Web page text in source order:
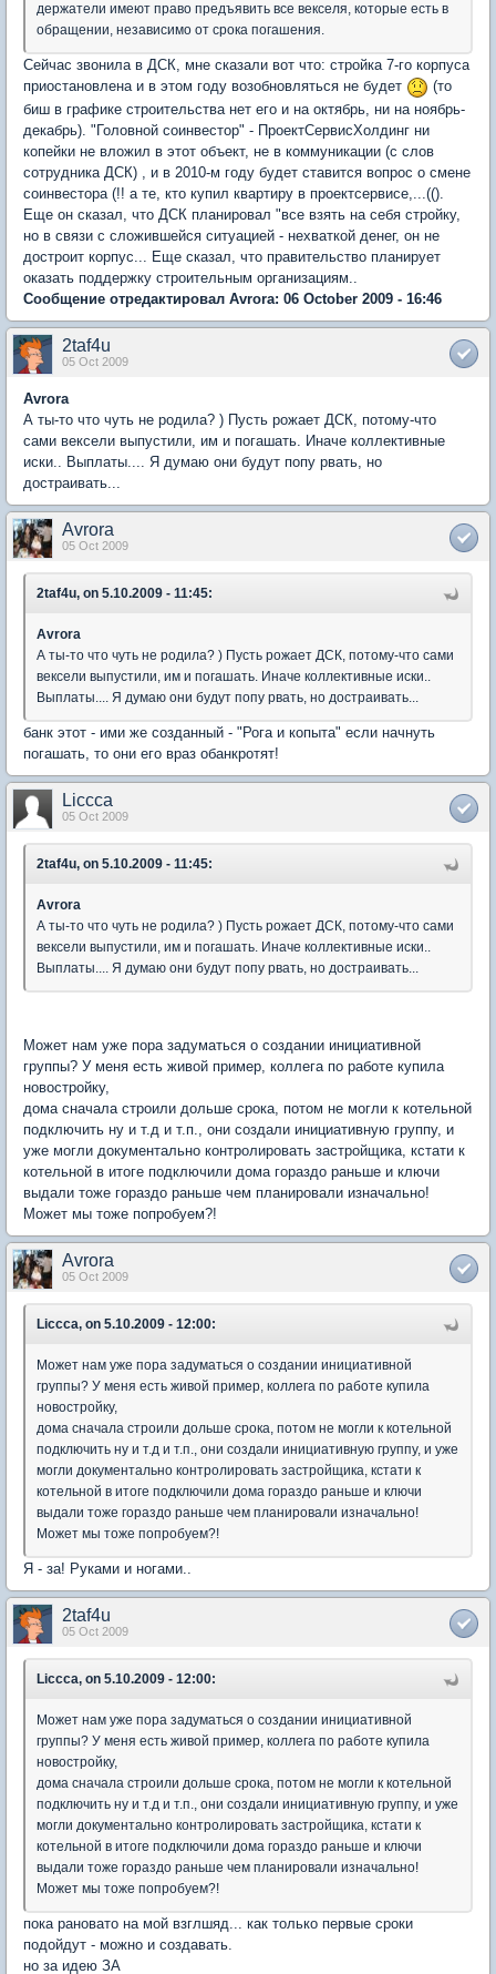
держатели имеют право предъявить все векселя, которые есть в
обращении, независимо от срока погашения.
Сейчас звонила в ДСК, мне сказали вот что: стройка 7-го корпуса
приостановлена и в этом году возобновляться не будет
(то
биш в графике строительства нет его и на октябрь, ни на ноябрь-
декабрь). "Головной соинвестор" - ПроектСервисХолдинг ни
копейки не вложил в этот объект, не в коммуникации (с слов
сотрудника ДСК) , и в 2010-м году будет ставится вопрос о смене
соинвестора (!! а те, кто купил квартиру в проектсервисе,...(().
Еще он сказал, что ДСК планировал "все взять на себя стройку,
но в связи с сложившейся ситуацией - нехваткой денег, он не
достроит корпус... Еще сказал, что правительство планирует
оказать поддержку строительным организациям..
Сообщение отредактировал Avrora: 06 October 2009 - 16:46
2taf4u
05 Oct 2009
Avrora
А ты-то что чуть не родила? ) Пусть рожает ДСК, потому-что
сами вексели выпустили, им и погашать. Иначе коллективные
иски.. Выплаты.... Я думаю они будут попу рвать, но
достраивать...
Avrora
05 Oct 2009
2taf4u, on 5.10.2009 - 11:45:
Avrora
А ты-то что чуть не родила? ) Пусть рожает ДСК, потому-что сами
вексели выпустили, им и погашать. Иначе коллективные иски..
Выплаты.... Я думаю они будут попу рвать, но достраивать...
банк этот - ими же созданный - "Рога и копыта" если начнуть
погашать, то они его враз обанкротят!
Liccca
05 Oct 2009
2taf4u, on 5.10.2009 - 11:45:
Avrora
А ты-то что чуть не родила? ) Пусть рожает ДСК, потому-что сами
вексели выпустили, им и погашать. Иначе коллективные иски..
Выплаты.... Я думаю они будут попу рвать, но достраивать...
Может нам уже пора задуматься о создании инициативной
группы? У меня есть живой пример, коллега по работе купила
новостройку,
дома сначала строили дольше срока, потом не могли к котельной
подключить ну и т.д и т.п., они создали инициативную группу, и
уже могли документально контролировать застройщика, кстати к
котельной в итоге подключили дома гораздо раньше и ключи
выдали тоже гораздо раньше чем планировали изначально!
Может мы тоже попробуем?!
Avrora
05 Oct 2009
Liccca, on 5.10.2009 - 12:00:
Может нам уже пора задуматься о создании инициативной
группы? У меня есть живой пример, коллега по работе купила
новостройку,
дома сначала строили дольше срока, потом не могли к котельной
подключить ну и т.д и т.п., они создали инициативную группу, и уже
могли документально контролировать застройщика, кстати к
котельной в итоге подключили дома гораздо раньше и ключи
выдали тоже гораздо раньше чем планировали изначально!
Может мы тоже попробуем?!
Я - за! Руками и ногами..
2taf4u
05 Oct 2009
Liccca, on 5.10.2009 - 12:00:
Может нам уже пора задуматься о создании инициативной
группы? У меня есть живой пример, коллега по работе купила
новостройку,
дома сначала строили дольше срока, потом не могли к котельной
подключить ну и т.д и т.п., они создали инициативную группу, и уже
могли документально контролировать застройщика, кстати к
котельной в итоге подключили дома гораздо раньше и ключи
выдали тоже гораздо раньше чем планировали изначально!
Может мы тоже попробуем?!
пока рановато на мой взглшяд... как только первые сроки
подойдут - можно и создавать.
но за идею ЗА